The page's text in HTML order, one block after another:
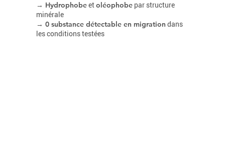
→ Hydrophobeetoléophobe par structure
minérale
→ 0 substance détectable en migration dans
les conditions testées